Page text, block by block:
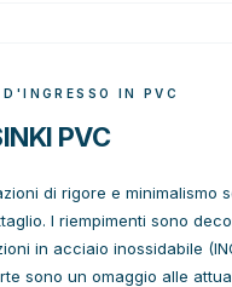
D'INGRESSO IN PVC
PVC
di rigore e minimalismo
I riempimenti sono
in acciaio inossidabile
sono un omaggio alle